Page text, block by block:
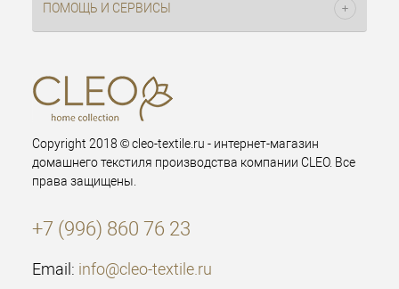
ПОМОЩЬ И СЕРВИСЫ
Copyright 2018 © cleo-textile.ru - интернет-магазин
домашнего текстиля производства компании CLEO. Все
права защищены.
+7 (996) 860 76 23
Email: info@cleo-textile.ru